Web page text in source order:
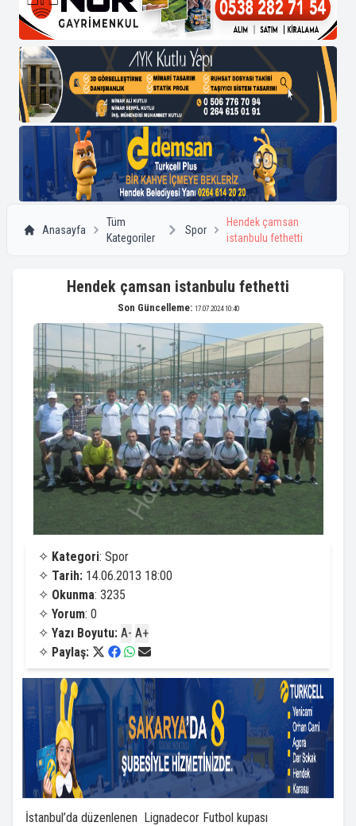
Anasayfa
Tüm
Kategoriler
Spor
Hendek çamsan
istanbulu fethetti
Hendek çamsan istanbulu fethetti
Son Güncelleme: 17.07.2024 10:40
✧ Kategori: Spor
✧ Tarih: 14.06.2013 18:00
✧ Okunma: 3235
✧ Yorum: 0
✧ Yazı Boyutu: A- A+
✧ Paylaş:
İstanbul’da düzenlenen Lignadecor Futbol kupası